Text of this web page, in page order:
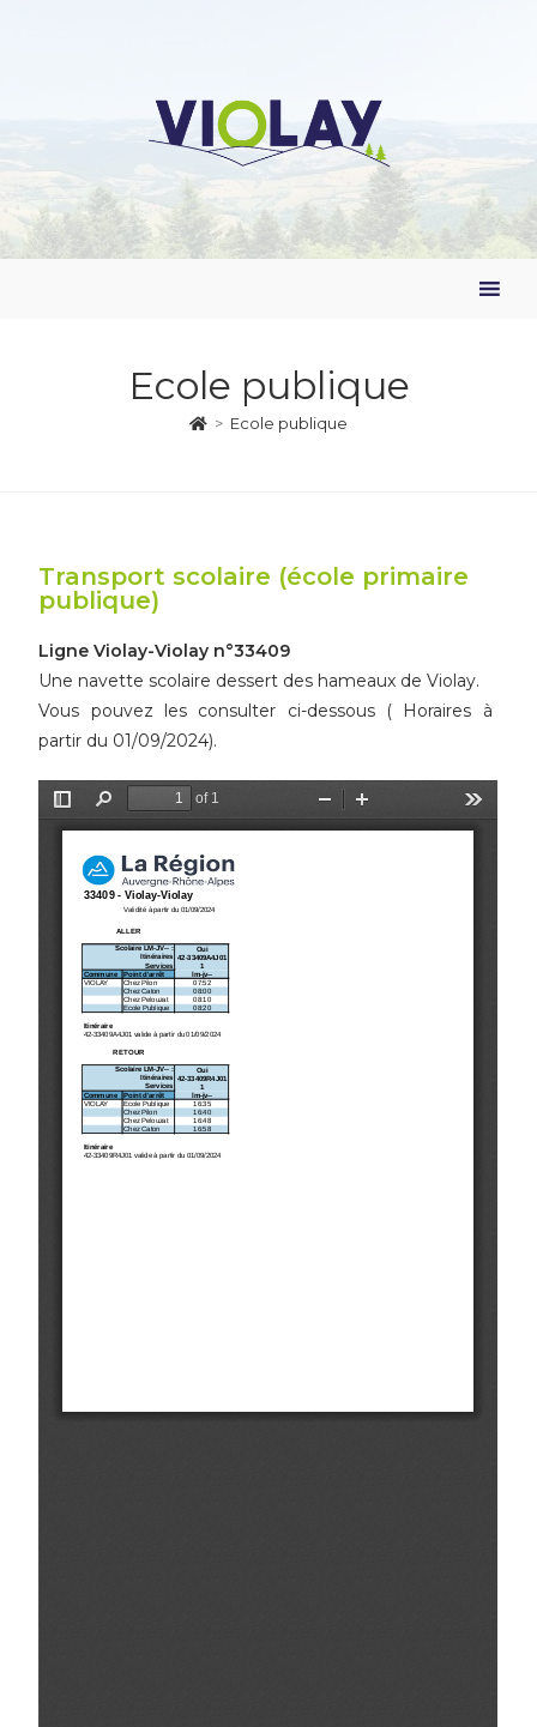
Ecole publique
> Ecole publique
Transport scolaire (école primaire
publique)
Ligne Violay-Violay n°33409
Une navette scolaire dessert des hameaux de Violay.
Vous pouvez les consulter ci-dessous ( Horaires à
partir du 01/09/2024).